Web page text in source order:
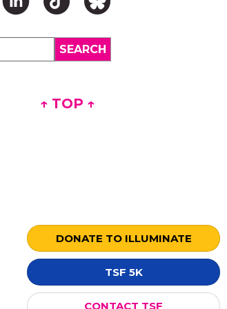
DONATE TO ILLUMINATE
TSF 5K
CONTACT TSF
↑ TOP ↑